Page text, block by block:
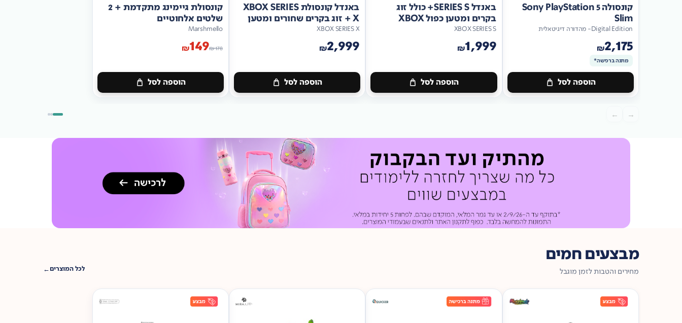
קונסולה Sony PlayStation 5
Slim
Digital Edition- מהדורה דיגיטאלית
₪2,175
מתנה ברכישה*
הוספה לסל
ברכישה*
באנדל SERIES S+ כולל זוג
בקרים ומטען כפול XBOX
XBOX SERIES S
₪1,999
הוספה לסל
באנדל קונסולת XBOX SERIES
X + זוג בקרים שחורים ומטען
PDP כפול
XBOX SERIES X
₪2,999
הוספה לסל
קונסולת גיימינג מתקדמת + 2
שלטים אלחוטיים
Marshmello
₪178
₪149
הוספה לסל
→
←
מבצעים חמים
מחירים והטבות לזמן מוגבל לכל המוצרים